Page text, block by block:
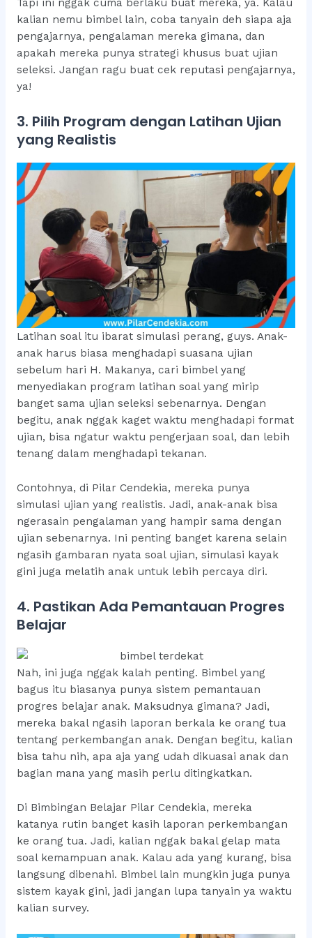
Tapi ini nggak cuma berlaku buat mereka, ya. Kalau
kalian nemu bimbel lain, coba tanyain deh siapa aja
pengajarnya, pengalaman mereka gimana, dan
apakah mereka punya strategi khusus buat ujian
seleksi. Jangan ragu buat cek reputasi pengajarnya,
ya!
3. Pilih Program dengan Latihan Ujian
yang Realistis
Latihan soal itu ibarat simulasi perang, guys. Anak-
anak harus biasa menghadapi suasana ujian
sebelum hari H. Makanya, cari bimbel yang
menyediakan program latihan soal yang mirip
banget sama ujian seleksi sebenarnya. Dengan
begitu, anak nggak kaget waktu menghadapi format
ujian, bisa ngatur waktu pengerjaan soal, dan lebih
tenang dalam menghadapi tekanan.
Contohnya, di Pilar Cendekia, mereka punya
simulasi ujian yang realistis. Jadi, anak-anak bisa
ngerasain pengalaman yang hampir sama dengan
ujian sebenarnya. Ini penting banget karena selain
ngasih gambaran nyata soal ujian, simulasi kayak
gini juga melatih anak untuk lebih percaya diri.
4. Pastikan Ada Pemantauan Progres
Belajar
Nah, ini juga nggak kalah penting. Bimbel yang
bagus itu biasanya punya sistem pemantauan
progres belajar anak. Maksudnya gimana? Jadi,
mereka bakal ngasih laporan berkala ke orang tua
tentang perkembangan anak. Dengan begitu, kalian
bisa tahu nih, apa aja yang udah dikuasai anak dan
bagian mana yang masih perlu ditingkatkan.
Di Bimbingan Belajar Pilar Cendekia, mereka
katanya rutin banget kasih laporan perkembangan
ke orang tua. Jadi, kalian nggak bakal gelap mata
soal kemampuan anak. Kalau ada yang kurang, bisa
langsung dibenahi. Bimbel lain mungkin juga punya
sistem kayak gini, jadi jangan lupa tanyain ya waktu
kalian survey.